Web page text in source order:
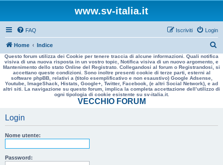
www.sv-italia.it
FAQ Login
Iscriviti
Home Indice
e
r
a
Questo forum utilizza dei Cookie per tenere traccia di alcune informazioni. Quali notifica
visiva di una nuova risposta in un vostro topic, Notifica visiva di un nuovo argomento, e
Mantenimento dello stato Online del Registrato. Collegandosi al forum o Registrandosi, si
accettano queste condizioni. Sono inoltre presenti cookie di terze parti, esterni al
software phpBB, relativi a (titolo esemplificativo e non esaustivo) Google Adsense,
Youtube, ImageShack, Histats, Google+, Twitter, Facebook, (e altri Social Network), e ad
altri siti. La navigazione su questo forum, implica la completa accettazione dell’utilizzo di
ogni tipologia di cookie esistente su sv-italia.it.
VECCHIO FORUM
Login
Nome utente:
Password: